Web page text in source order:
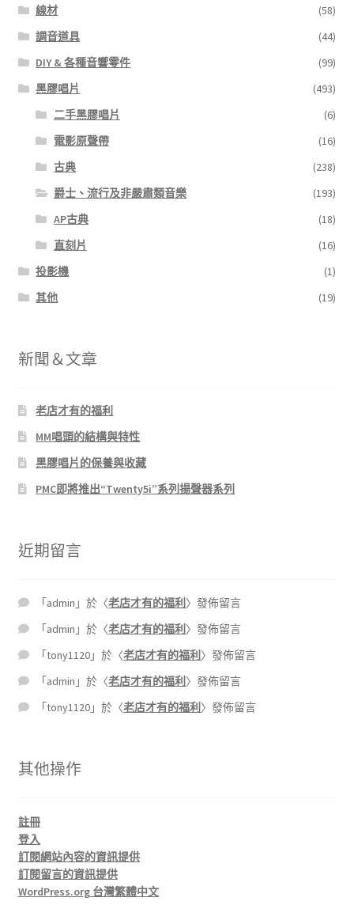
線材
(58)
調音道具
(44)
DIY & 各種音響零件
(99)
黑膠唱片
(493)
二手黑膠唱片
(6)
電影原聲帶
(16)
古典
(238)
爵士、流行及非嚴肅類音樂
(193)
AP古典
(18)
直刻片
(16)
投影機
(1)
其他
(19)
新聞＆文章
老店才有的福利
MM唱頭的結構與特性
黑膠唱片的保養與收藏
PMC即將推出“Twenty5i”系列揚聲器系列
近期留言
「admin 」於〈老店才有的福利 〉發佈留言
「admin 」於〈老店才有的福利 〉發佈留言
「tony1120 」於〈老店才有的福利 〉發佈留言
「admin 」於〈老店才有的福利 〉發佈留言
「tony1120 」於〈老店才有的福利 〉發佈留言
其他操作
註冊
登入
訂閱網站內容的資訊提供
訂閱留言的資訊提供
WordPress.org 台灣繁體中文